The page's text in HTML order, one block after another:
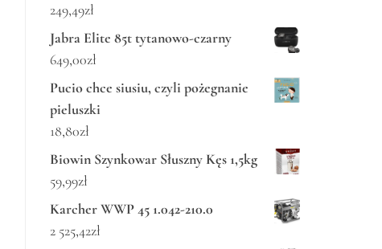
249,49zł
Jabra Elite 85t tytanowo-czarny
649,00zł
Pucio chce siusiu, czyli pożegnanie
pieluszki
18,80zł
Biowin Szynkowar Słuszny Kęs 1,5kg
59,99zł
Karcher WWP 45 1.042-210.0
2 525,42zł